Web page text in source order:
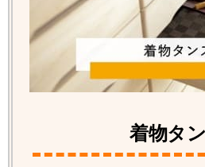
着物タ